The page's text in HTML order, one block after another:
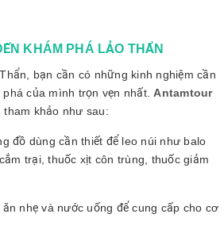
KHÁM PHÁ LẢO THẨN
bạn cần có những kinh nghiệm cần
của mình trọn vẹn nhất. Antamtour
khảo như sau:
đồ dùng cần thiết để leo núi như balo
cắm trại, thuốc xịt côn trùng, thuốc giảm
nhẹ và nước uống để cung cấp cho cơ